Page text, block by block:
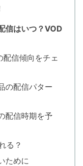
信はいつ？VOD
配信傾向をチェ
の配信パター
配信時期を予
る？
ために